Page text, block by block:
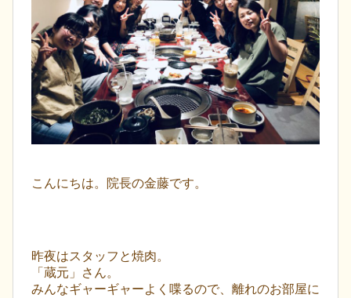
こんにちは。院長の金藤です。
昨夜はスタッフと焼肉。
「蔵元」さん。
みんなギャーギャーよく喋るので、離れのお部屋に